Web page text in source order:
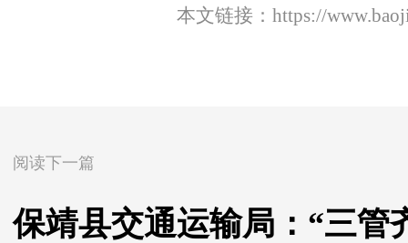
本文链接： https://
阅读下一篇
保靖县交通运输局：“三管